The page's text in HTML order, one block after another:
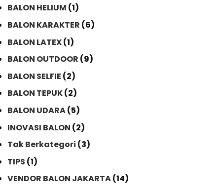
BALON HELIUM (1)
BALON KARAKTER (6)
BALON LATEX(1)
BALON OUTDOOR (9)
BALON SELFIE (2)
BALON TEPUK(2)
BALON UDARA(5)
INOVASI BALON (2)
Tak Berkategori (3)
TIPS (1)
VENDOR BALON JAKARTA(14)